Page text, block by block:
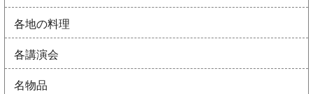
各地の料理
各講演会
名物品